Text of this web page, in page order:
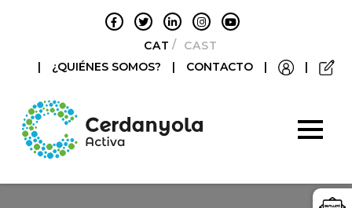
CATALÀCASTELLANO
|
¿QUIÉNES SOMOS? | CONTACTO | |